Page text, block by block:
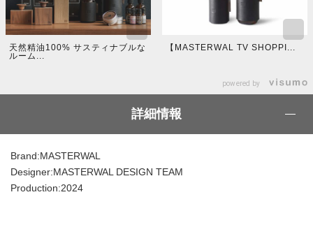
天然精油100% サスティナブルな
ルーム...
【MASTERWAL TV SHOPPI...
powered by
詳細情報
Brand:MASTERWAL
Designer:MASTERWAL DESIGN TEAM
Production:2024